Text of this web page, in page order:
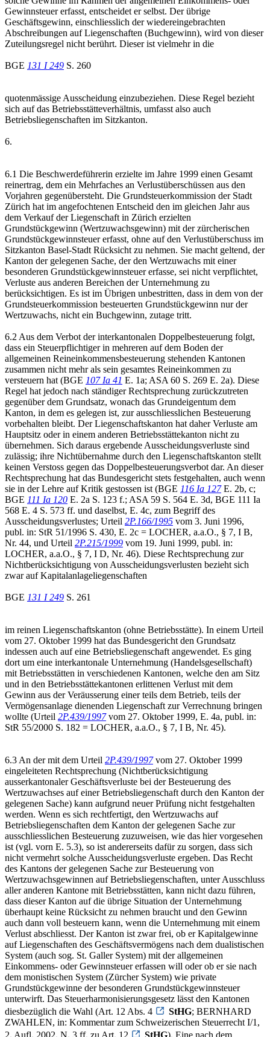
Gewinnsteuer erfasst, entscheidet er selbst. Der übrige
Geschäftsgewinn, einschliesslich der wiedereingebrachten
Abschreibungen auf Liegenschaften (Buchgewinn), wird von dieser
Zuteilungsregel nicht berührt. Dieser ist vielmehr in die
BGE 131 I 249 S. 260
quotenmässige Ausscheidung einzubeziehen. Diese Regel bezieht
sich auf das Betriebsstätteverhältnis, umfasst also auch
Betriebsliegenschaften im Sitzkanton.
6.
6.1 Die Beschwerdeführerin erzielte im Jahre 1999 einen Gesamt
reinertrag, dem ein Mehrfaches an Verlustüberschüssen aus den
Vorjahren gegenübersteht. Die Grundsteuerkommission der Stadt
Zürich hat im angefochtenen Entscheid den im gleichen Jahr aus
dem Verkauf der Liegenschaft in Zürich erzielten
Grundstückgewinn (Wertzuwachsgewinn) mit der zürcherischen
Grundstückgewinnsteuer erfasst, ohne auf den Verlustüberschuss im
Sitzkanton Basel-Stadt Rücksicht zu nehmen. Sie macht geltend, der
Kanton der gelegenen Sache, der den Wertzuwachs mit einer
besonderen Grundstückgewinnsteuer erfasse, sei nicht verpflichtet,
Verluste aus anderen Bereichen der Unternehmung zu
berücksichtigen. Es ist im Übrigen unbestritten, dass in dem von der
Grundsteuerkommission besteuerten Grundstückgewinn nur der
Wertzuwachs, nicht ein Buchgewinn, zutage tritt.
6.2 Aus dem Verbot der interkantonalen Doppelbesteuerung folgt,
dass ein Steuerpflichtiger in mehreren auf dem Boden der
allgemeinen Reineinkommensbesteuerung stehenden Kantonen
zusammen nicht mehr als sein gesamtes Reineinkommen zu
versteuern hat (BGE 107 Ia 41 E. 1a; ASA 60 S. 269 E. 2a). Diese
Regel hat jedoch nach ständiger Rechtsprechung zurückzutreten
gegenüber dem Grundsatz, wonach das Grundeigentum dem
Kanton, in dem es gelegen ist, zur ausschliesslichen Besteuerung
vorbehalten bleibt. Der Liegenschaftskanton hat daher Verluste am
Hauptsitz oder in einem anderen Betriebsstättekanton nicht zu
übernehmen. Sich daraus ergebende Ausscheidungsverluste sind
zulässig; ihre Nichtübernahme durch den Liegenschaftskanton stellt
keinen Verstoss gegen das Doppelbesteuerungsverbot dar. An dieser
Rechtsprechung hat das Bundesgericht stets festgehalten, auch wenn
sie in der Lehre auf Kritik gestossen ist (BGE 116 Ia 127E. 2b, c;
BGE 111 Ia 120 E. 2a S. 123 f.; ASA 59 S. 564 E. 3d, BGE 111 Ia
568 E. 4 S. 573 ff. und daselbst, E. 4c, zum Begriff des
Ausscheidungsverlustes; Urteil 2P.166/1995 vom 3. Juni 1996,
publ. in: StR 51/1996 S. 430, E. 2c = LOCHER, a.a.O., § 7, I B,
Nr. 44, und Urteil 2P.215/1999 vom 19. Juni 1999, publ. in:
LOCHER, a.a.O., § 7, I D, Nr. 46). Diese Rechtsprechung zur
Nichtberücksichtigung von Ausscheidungsverlusten bezieht sich
zwar auf Kapitalanlageliegenschaften
BGE 131 I 249 S. 261
im reinen Liegenschaftskanton (ohne Betriebsstätte). In einem Urteil
vom 27. Oktober 1999 hat das Bundesgericht den Grundsatz
indessen auch auf eine Betriebsliegenschaft angewendet. Es ging
dort um eine interkantonale Unternehmung (Handelsgesellschaft)
mit Betriebsstätten in verschiedenen Kantonen, welche den am Sitz
und in den Betriebsstättekantonen erlittenen Verlust mit dem
Gewinn aus der Veräusserung einer teils dem Betrieb, teils der
Vermögensanlage dienenden Liegenschaft zur Verrechnung bringen
wollte (Urteil 2P.439/1997vom 27. Oktober 1999, E. 4a, publ. in:
StR 55/2000 S. 182 = LOCHER, a.a.O., § 7, I B, Nr. 45).
6.3 An der mit dem Urteil 2P.439/1997vom 27. Oktober 1999
eingeleiteten Rechtsprechung (Nichtberücksichtigung
ausserkantonaler Geschäftsverluste bei der Besteuerung des
Wertzuwachses auf einer Betriebsliegenschaft durch den Kanton der
gelegenen Sache) kann aufgrund neuer Prüfung nicht festgehalten
werden. Wenn es sich rechtfertigt, den Wertzuwachs auf
Betriebsliegenschaften dem Kanton der gelegenen Sache zur
ausschliesslichen Besteuerung zuzuweisen, wie das hier vorgesehen
ist (vgl. vorn E. 5.3), so ist andererseits dafür zu sorgen, dass sich
nicht vermehrt solche Ausscheidungsverluste ergeben. Das Recht
des Kantons der gelegenen Sache zur Besteuerung von
Wertzuwachsgewinnen auf Betriebsliegenschaften, unter Ausschluss
aller anderen Kantone mit Betriebsstätten, kann nicht dazu führen,
dass dieser Kanton auf die übrige Situation der Unternehmung
überhaupt keine Rücksicht zu nehmen braucht und den Gewinn
auch dann voll besteuern kann, wenn die Unternehmung mit einem
Verlust abschliesst. Der Kanton ist zwar frei, ob er Kapitalgewinne
auf Liegenschaften des Geschäftsvermögens nach dem dualistischen
System (auch sog. St. Galler System) mit der allgemeinen
Einkommens- oder Gewinnsteuer erfassen will oder ob er sie nach
dem monistischen System (Zürcher System) wie private
Grundstückgewinne der besonderen Grundstückgewinnsteuer
unterwirft. Das Steuerharmonisierungsgesetz lässt den Kantonen
diesbezüglich die Wahl (Art. 12 Abs. 4
StHG; BERNHARD
ZWAHLEN, in: Kommentar zum Schweizerischen Steuerrecht I/1,
2. Aufl. 2002, N. 3 ff. zu Art. 12
StHG). Eine nach dem